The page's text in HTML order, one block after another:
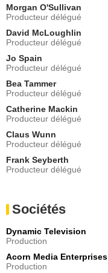
Donking Rongavilla
Anthony Soriano
- 1 Episode :4
Lorna Quinn
Rebecca du Christie
- 1 Episode :6
Raymond Keane
Mick Brady
- 1 Episode :1
Una Crawford O'Brien
Soeur Hildegard
- 1 Episode :2
Sarah Carroll
Jackie Cummins
Kelly Casey
John Cronin
Colin Naughton
- 1 Episode :1
Morgan O'Sullivan
Producteur délégué
David McLoughlin
Producteur délégué
Jo Spain
Producteur délégué
Bea Tammer
Producteur délégué
Catherine Mackin
Producteur délégué
Claus Wunn
Producteur délégué
Frank Seyberth
Producteur délégué
Sociétés
Dynamic Television
Production
Acorn Media Enterprises
Production